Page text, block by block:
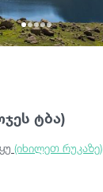
ტბა)
(იხილეთ რუკაზე)